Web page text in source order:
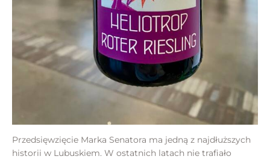
Przedsięwzięcie Marka Senatora ma jedną z najdłuższych
historii w Lubuskiem. W ostatnich latach nie trafiało